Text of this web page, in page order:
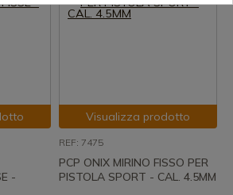
-
Visualizza prodotto
REF: 7475
PCP ONIX MIRINO FISSO PER
PISTOLA SPORT - CAL. 4.5MM